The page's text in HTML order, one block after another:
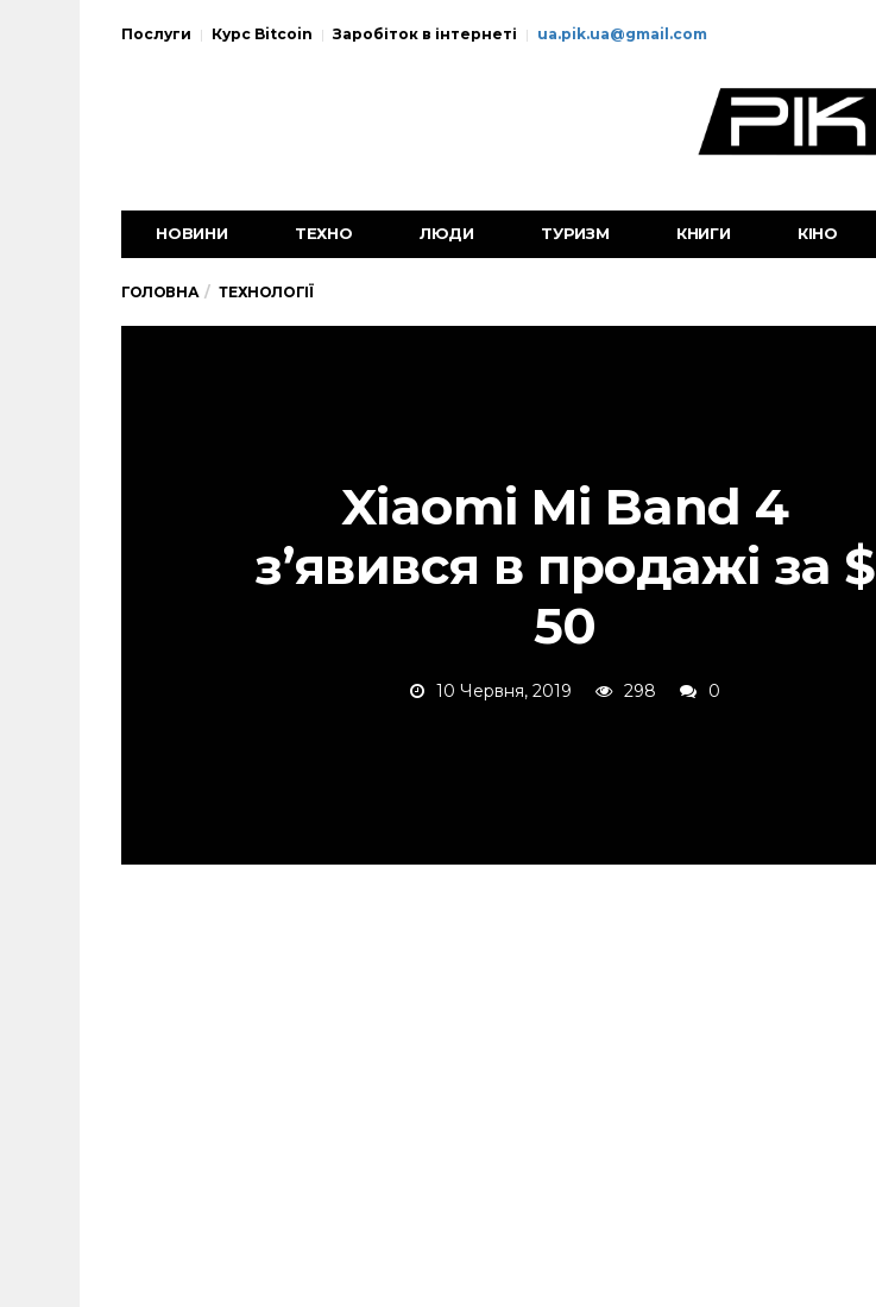
Послуги Курс Bitcoin Заробіток в інтернеті ua.pik.ua@gmail.com
НОВИНИ ТЕХНО ЛЮДИ ТУРИЗМ КНИГИ КІНО
ГОЛОВНА ТЕХНОЛОГІЇ
Xiaomi Mi Band 4
з’явився в продажі за $
50
10 Червня, 2019 298 0